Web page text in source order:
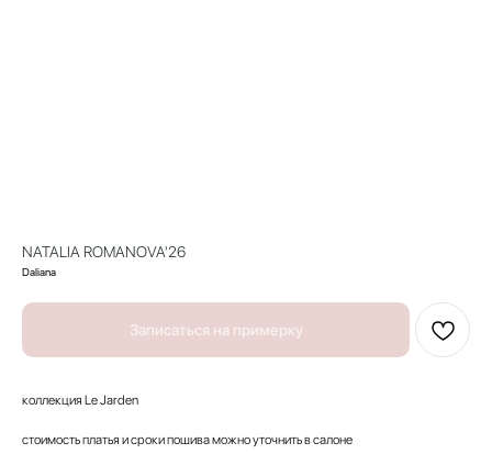
NATALIA ROMANOVA'26
Daliana
Записаться на примерку
коллекция Le Jarden
стоимость платья и сроки пошива можно уточнить в салоне